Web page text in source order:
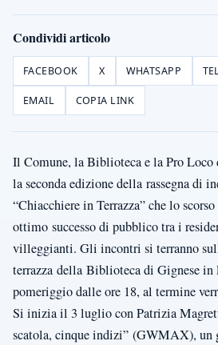
Condividi articolo
FACEBOOK X WHATSAPP
EMAIL COPIA LINK
Il Comune, la Biblioteca e la Pro Loco
la seconda edizione della rassegna di
“Chiacchiere in Terrazza” che lo
ottimo successo di pubblico tra i
villeggianti. Gli incontri si terranno
terrazza della Biblioteca di Gignese in
pomeriggio dalle ore 18, al termine
Si inizia il 3 luglio con Patrizia
scatola, cinque indizi” (GWMAX), un